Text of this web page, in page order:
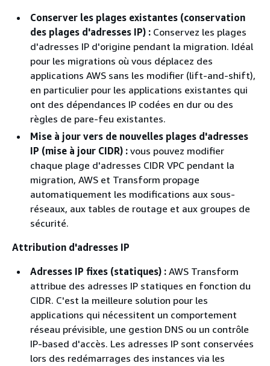
Conserver les plages existantes (conservation
des plages d'adresses IP) : Conservez les plages
d'adresses IP d'origine pendant la migration. Idéal
pour les migrations où vous déplacez des
applications AWS sans les modifier (lift-and-shift),
en particulier pour les applications existantes qui
ont des dépendances IP codées en dur ou des
règles de pare-feu existantes.
Mise à jour vers de nouvelles plages d'adresses
IP (mise à jour CIDR) : vous pouvez modifier
chaque plage d'adresses CIDR VPC pendant la
migration, AWS et Transform propage
automatiquement les modifications aux sous-
réseaux, aux tables de routage et aux groupes de
sécurité.
Attribution d'adresses IP
Adresses IP fixes (statiques) : AWS Transform
attribue des adresses IP statiques en fonction du
CIDR. C'est la meilleure solution pour les
applications qui nécessitent un comportement
réseau prévisible, une gestion DNS ou un contrôle
IP-based d'accès. Les adresses IP sont conservées
lors des redémarrages des instances via les